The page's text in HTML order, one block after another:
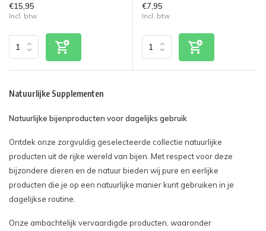
€15,95
Incl. btw
€7,95
Incl. btw
Natuurlijke Supplementen
Natuurlijke bijenproducten voor dagelijks gebruik
Ontdek onze zorgvuldig geselecteerde collectie natuurlijke
producten uit de rijke wereld van bijen. Met respect voor deze
bijzondere dieren en de natuur bieden wij pure en eerlijke
producten die je op een natuurlijke manier kunt gebruiken in je
dagelijkse routine.
Onze ambachtelijk vervaardigde producten, waaronder